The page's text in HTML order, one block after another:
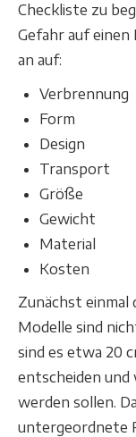
Checkliste zu
Gefahr auf
an auf:
Verbrennung
Form
Design
Transport
Größe
Gewicht
Material
Kosten
Zunächst einmal
Modelle sind
sind es etwa 20
entscheiden und
werden sollen.
untergeordnete